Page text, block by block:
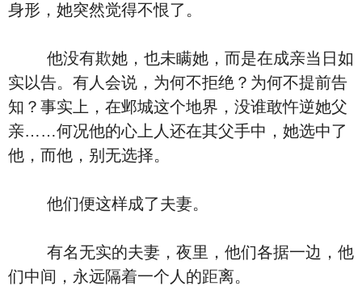
身形，她突然觉得不恨了。
他没有欺她，也未瞒她，而是在成亲当日如
实以告。有人会说，为何不拒绝？为何不提前告
知？事实上，在邺城这个地界，没谁敢忤逆她父
亲……何况他的心上人还在其父手中，她选中了
他，而他，别无选择。
他们便这样成了夫妻。
有名无实的夫妻，夜里，他们各据一边，他
们中间，永远隔着一个人的距离。